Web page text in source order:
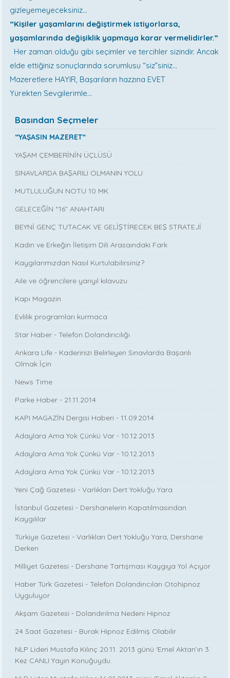
gizleyemeyeceksiniz…
“Kişiler yaşamlarını değiştirmek istiyorlarsa,
yaşamlarında değişiklik yapmaya karar vermelidirler.”
Her zaman olduğu gibi seçimler ve tercihler sizindir. Ancak
elde ettiğiniz sonuçlarında sorumlusu “siz”siniz…
Mazeretlere HAYIR, Başarıların hazzına EVET
Yürekten Sevgilerimle…
Basından Seçmeler
“YAŞASIN MAZERET“
YAŞAM ÇEMBERİNİN ÜÇLÜSÜ
SINAVLARDA BAŞARILI OLMANIN YOLU
MUTLULUĞUN NOTU 10 MK
GELECEĞİN “16” ANAHTARI
BEYNİ GENÇ TUTACAK VE GELİŞTİRECEK BEŞ STRATEJİ
Kadın ve Erkeğin İletişim Dili Arasaındaki Fark
Kaygılarımızdan Nasıl Kurtulabilirsiniz?
Aile ve öğrencilere yarıyıl kılavuzu
Kapı Magazin
Evlilik programları kurmaca
Star Haber - Telefon Dolandırıcılığı
Ankara Life - Kaderinizi Belirleyen Sınavlarda Başarılı
Olmak İçin
News Time
Parke Haber - 21.11.2014
KAPI MAGAZİN Dergisi Haberi - 11.09.2014
Adaylara Ama Yok Çünkü Var - 10.12.2013
Adaylara Ama Yok Çünkü Var - 10.12.2013
Adaylara Ama Yok Çünkü Var - 10.12.2013
Yeni Çağ Gazetesi - Varlıkları Dert Yokluğu Yara
İstanbul Gazetesi - Dershanelerin Kapatılmasından
Kaygılılar
Türkiye Gazetesi - Varlıkları Dert Yokluğu Yara, Dershane
Derken
Milliyet Gazetesi - Dershane Tartışması Kaygıya Yol Açıyor
Haber Türk Gazetesi - Telefon Dolandırıcıları Otohipnoz
Uyguluyor
Akşam Gazetesi - Dolandırılma Nedeni Hipnoz
24 Saat Gazetesi - Burak Hipnoz Edilmiş Olabilir
NLP Lideri Mustafa Kılınç 20.11. 2013 günü ‘Emel Aktan’ın 3.
Kez CANLI Yayın Konuğuydu.